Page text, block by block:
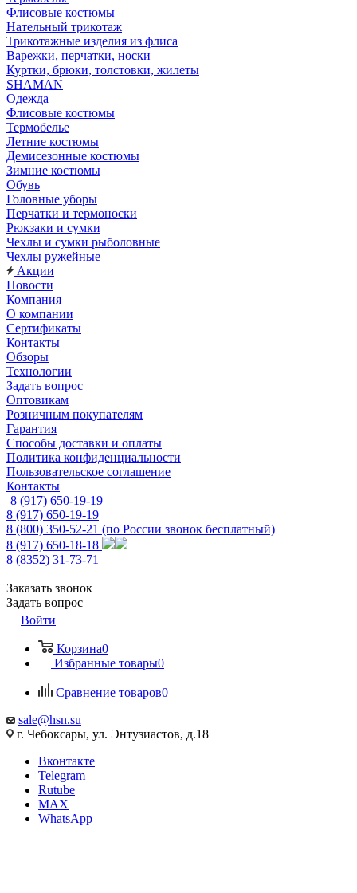
Флисовые костюмы
Нательный трикотаж
Трикотажные изделия из флиса
Варежки, перчатки, носки
Куртки, брюки, толстовки, жилеты
SHAMAN
Одежда
Флисовые костюмы
Термобелье
Летние костюмы
Демисезонные костюмы
Зимние костюмы
Обувь
Головные уборы
Перчатки и термоноски
Рюкзаки и сумки
Чехлы и сумки рыболовные
Чехлы ружейные
Акции
Новости
Компания
О компании
Сертификаты
Контакты
Обзоры
Технологии
Задать вопрос
Оптовикам
Розничным покупателям
Гарантия
Способы доставки и оплаты
Политика конфиденциальности
Пользовательское соглашение
Контакты
8 (917) 650-19-19
8 (917) 650-19-19
8 (800) 350-52-21 (по России звонок бесплатный)
8 (917) 650-18-18
8 (8352) 31-73-71
Заказать звонок
Задать вопрос
Войти
Корзина0
Избранные товары0
Сравнение товаров0
sale@hsn.su
г. Чебоксары, ул. Энтузиастов, д.18
Вконтакте
Telegram
Rutube
MAX
WhatsApp